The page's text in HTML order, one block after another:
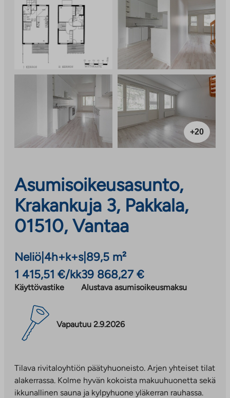
+20
Asumisoikeusasunto,
Krakankuja 3, Pakkala,
01510, Vantaa
Neliö 4h+k+s| 89,5 m²
1 415,51 €/kk
Käyttövastike
39 868,27 €
Alustava asumisoikeusmaksu
Vapautuu 2.9.2026
Tilava rivitaloyhtiön päätyhuoneisto. Arjen yhteiset tilat
alakerrassa. Kolme hyvän kokoista makuuhuonetta sekä
ikkunallinen sauna ja kylpyhuone yläkerran rauhassa.